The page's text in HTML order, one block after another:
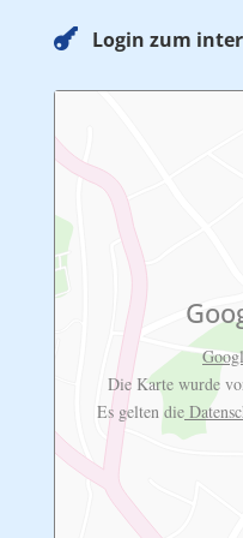
 Login zum
Die Karte wurde
Es gelten die